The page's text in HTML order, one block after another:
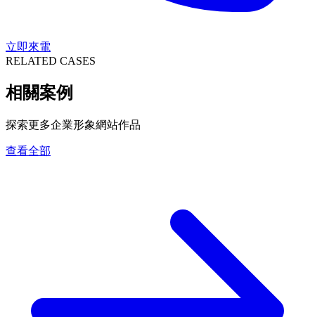
立即來電
RELATED CASES
相關案例
探索更多企業形象網站作品
查看全部